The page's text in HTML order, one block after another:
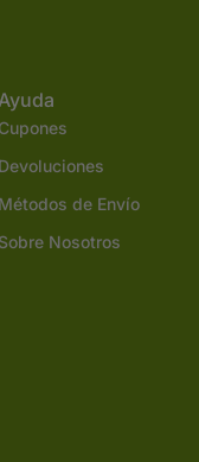
Cupones
Devoluciones
Métodos de Envío
Sobre Nosotros